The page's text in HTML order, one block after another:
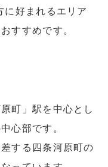
に好まれるエリア
すすめです。
町」駅を中心とし
心部です。
する四条河原町の